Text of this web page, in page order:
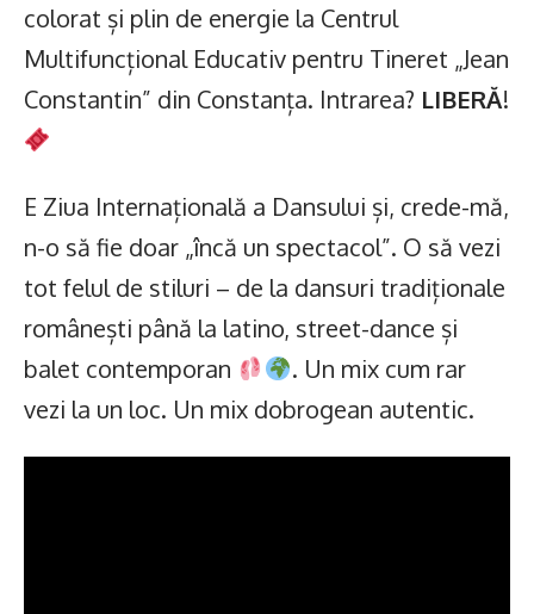
colorat și plin de energie la Centrul
Multifuncțional Educativ pentru Tineret „Jean
Constantin” din Constanța. Intrarea? LIBERĂ!
E Ziua Internațională a Dansului și, crede-mă,
n-o să fie doar „încă un spectacol”. O să vezi
tot felul de stiluri – de la dansuri tradiționale
românești până la latino, street-dance și
balet contemporan
. Un mix cum rar
vezi la un loc. Un mix dobrogean autentic.